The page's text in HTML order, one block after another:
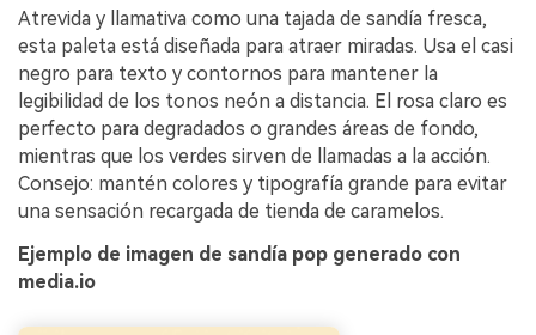
Atrevida y llamativa como una tajada de sandía fresca,
esta paleta está diseñada para atraer miradas. Usa el casi
negro para texto y contornos para mantener la
legibilidad de los tonos neón a distancia. El rosa claro es
perfecto para degradados o grandes áreas de fondo,
mientras que los verdes sirven de llamadas a la acción.
Consejo: mantén colores y tipografía grande para evitar
una sensación recargada de tienda de caramelos.
Ejemplo de imagen de sandía pop generado con
media.io